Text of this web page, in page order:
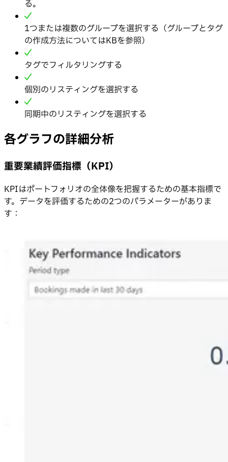
る。
1つまたは複数のグループを選択する（グループとタグ
の作成方法についてはKBを参照）
タグでフィルタリングする
個別のリスティングを選択する
同期中のリスティングを選択する
各グラフの詳細分析
重要業績評価指標（KPI）
KPIはポートフォリオの全体像を把握するための基本指標で
す。データを評価するための2つのパラメーターがありま
す：